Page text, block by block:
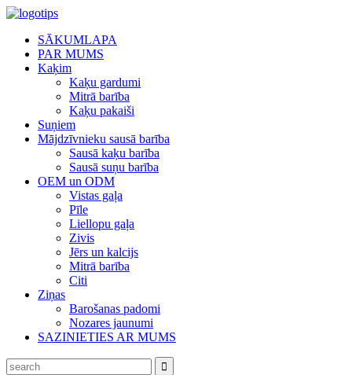
SĀKUMLAPA
PAR MUMS
Kaķim
Kaķu gardumi
Mitrā barība
Kaķu pakaiši
Suņiem
Mājdzīvnieku sausā barība
Sausā kaķu barība
Sausā suņu barība
OEM un ODM
Vistas gaļa
Pīle
Liellopu gaļa
Zivis
Jērs un kalcijs
Mitrā barība
Citi
Ziņas
Barošanas padomi
Nozares jaunumi
SAZINIETIES AR MUMS